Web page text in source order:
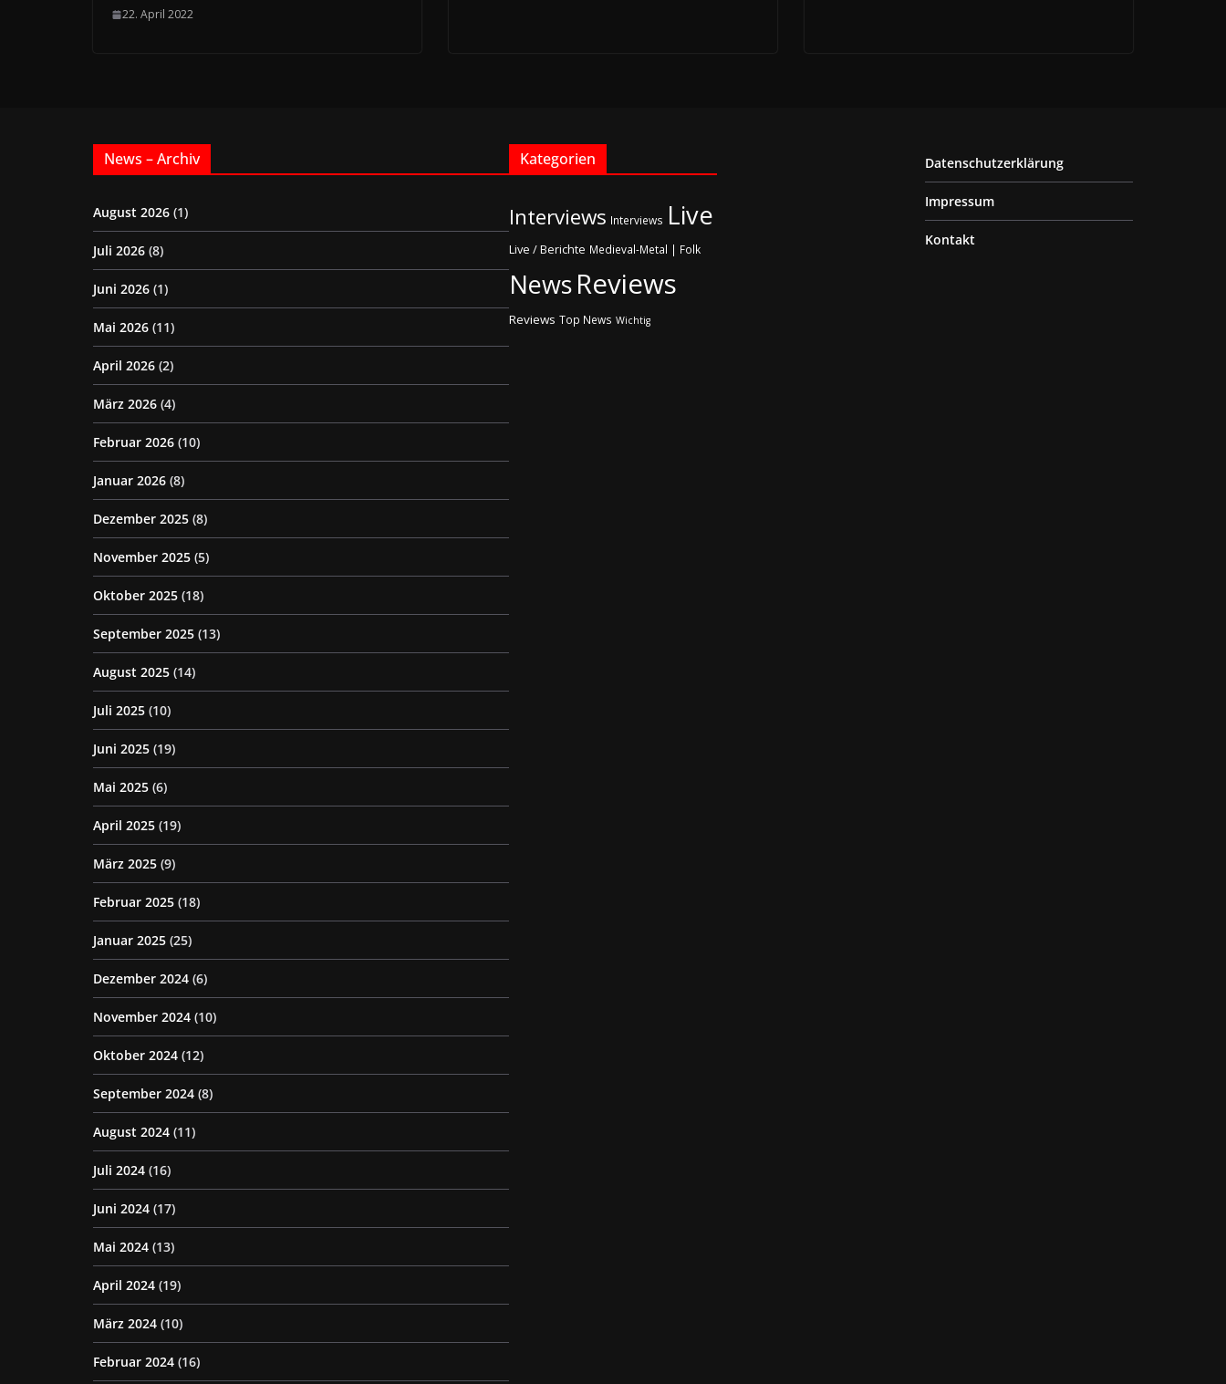
22. April 2022
News – Archiv
August 2026 (1)
Juli 2026 (8)
Juni 2026 (1)
Mai 2026 (11)
April 2026 (2)
März 2026 (4)
Februar 2026 (10)
Januar 2026 (8)
Dezember 2025 (8)
November 2025 (5)
Oktober 2025 (18)
September 2025 (13)
August 2025 (14)
Juli 2025 (10)
Juni 2025 (19)
Mai 2025 (6)
April 2025 (19)
März 2025 (9)
Februar 2025 (18)
Januar 2025 (25)
Dezember 2024 (6)
November 2024 (10)
Oktober 2024 (12)
September 2024 (8)
August 2024 (11)
Juli 2024 (16)
Juni 2024 (17)
Mai 2024 (13)
April 2024 (19)
März 2024 (10)
Februar 2024 (16)
Kategorien
Interviews Interviews Live
Live / Berichte Medieval-Metal | Folk
NewsReviews
Reviews Top News Wichtig
Datenschutzerklärung
Impressum
Kontakt